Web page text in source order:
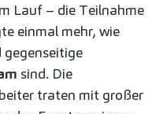
Lauf – die Teilnahme
einmal mehr, wie
sind. Die
traten mit großer